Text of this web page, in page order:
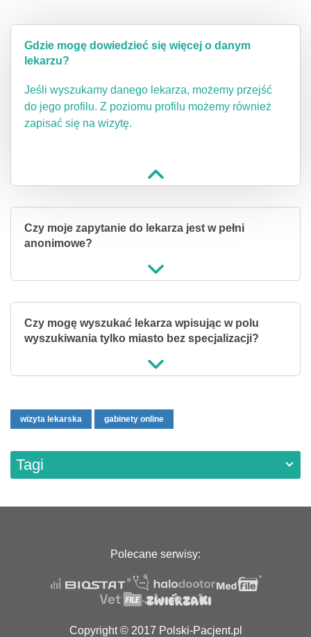
Gdzie mogę dowiedzieć się więcej o danym
lekarzu?
Jeśli wyszukamy danego lekarza, możemy przejść
do jego profilu. Z poziomu profilu możemy również
zapisać się na wizytę.
Czy moje zapytanie do lekarza jest w pełni
anonimowe?
Czy mogę wyszukać lekarza wpisując w polu
wyszukiwania tylko miasto bez specjalizacji?
wizyta lekarska gabinety online
Tagi
Polecane serwisy:
Copyright © 2017 Polski-Pacjent.pl